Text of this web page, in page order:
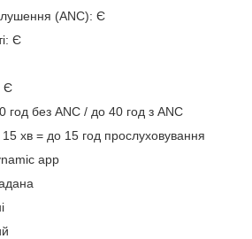
(ANC): Є
Є
Є
год без ANC / до 40 год з ANC
хв = до 15 год прослуховування
app